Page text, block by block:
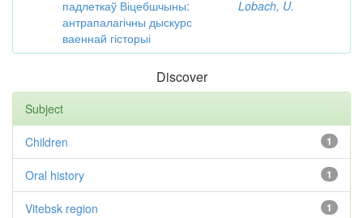
падлеткаў Віцебшчыны:
антрапалагічны дыскурс
ваеннай гісторыі
Lobach, U.
Discover
Subject
1
Children
1
Oral history
1
Vitebsk region